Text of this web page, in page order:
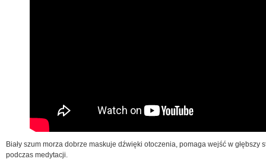
Biały szum morza dobrze maskuje dźwięki otoczenia, pomaga wejść w głębszy
podczas medytacji.